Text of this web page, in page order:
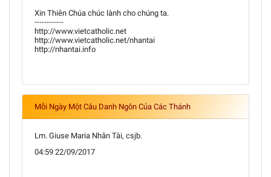
Xin Thiên Chúa chúc lành cho chúng ta.
------------
http://www.vietcatholic.net
http://www.vietcatholic.net/nhantai
http://nhantai.info
Mỗi Ngày Một Câu Danh Ngôn Của Các Thánh
Lm. Giuse Maria Nhân Tài, csjb.
04:59 22/09/2017